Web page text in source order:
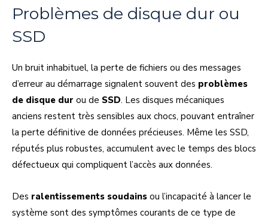
Problèmes de disque dur ou
SSD
Un bruit inhabituel, la perte de fichiers ou des messages
d’erreur au démarrage signalent souvent des problèmes
de disque dur ou de SSD. Les disques mécaniques
anciens restent très sensibles aux chocs, pouvant entraîner
la perte définitive de données précieuses. Même les SSD,
réputés plus robustes, accumulent avec le temps des blocs
défectueux qui compliquent l’accès aux données.
Des ralentissements soudains ou l’incapacité à lancer le
système sont des symptômes courants de ce type de